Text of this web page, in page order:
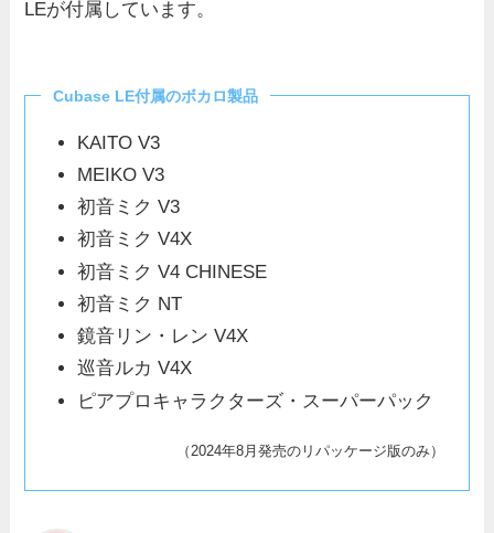
LEが付属しています。
Cubase LE付属のボカロ製品
KAITO V3
MEIKO V3
初音ミク V3
初音ミク V4X
初音ミク V4 CHINESE
初音ミク NT
鏡音リン・レン V4X
巡音ルカ V4X
ピアプロキャラクターズ・スーパーパック
（2024年8月発売のリパッケージ版のみ）